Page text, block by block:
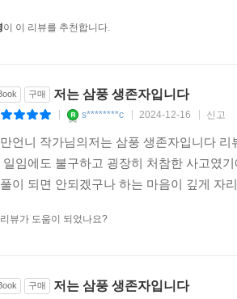
이 이 리뷰를 추천합니다.
구매 저는 삼풍 생존자입니다
s********c 2024-12-16 신고
언니 작가님의저는 삼풍 생존자입니다
일임에도 불구하고 굉장히 처참한 사고였
이 되면 안되겠구나 하는 마음이 깊게 자
뷰가 도움이 되었나요?
구매 저는 삼풍 생존자입니다